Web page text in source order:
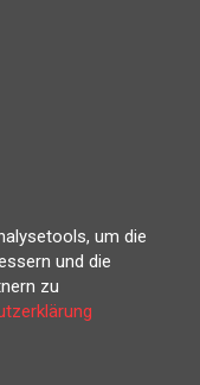
um die
und die
zu